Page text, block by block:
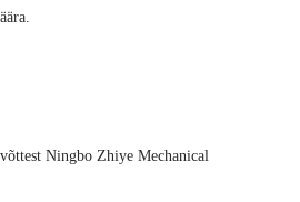
Ningbo Zhiye Mechanical